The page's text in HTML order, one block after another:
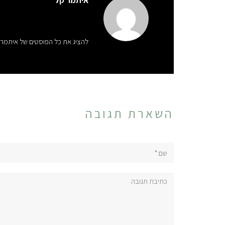
להציג את כל הפוסטים של
השארת תגובה